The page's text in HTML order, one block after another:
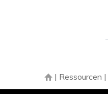
| Ressourcen |